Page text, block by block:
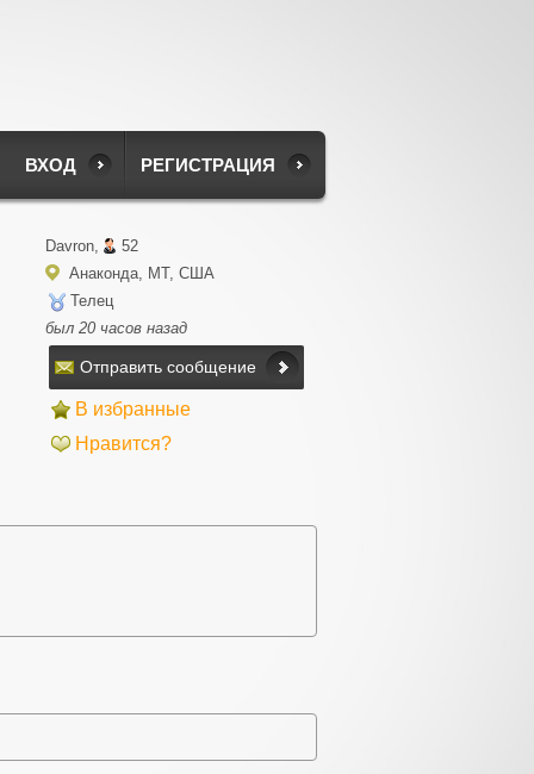
РЕГИСТРАЦИЯ
ВХОД
Davron,
52
Анаконда, MT, США
Телец
был 20 часов назад
Отправить сообщение
В избранные
Нравится?